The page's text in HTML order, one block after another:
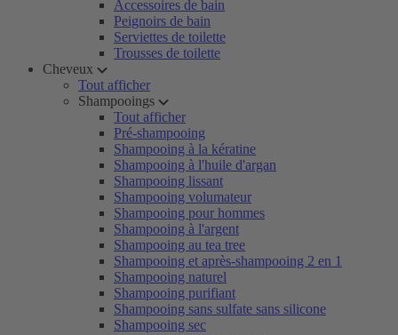
Accessoires de bain
Peignoirs de bain
Serviettes de toilette
Trousses de toilette
Cheveux
Tout afficher
Shampooings
Tout afficher
Pré-shampooing
Shampooing à la kératine
Shampooing à l'huile d'argan
Shampooing lissant
Shampooing volumateur
Shampooing pour hommes
Shampooing à l'argent
Shampooing au tea tree
Shampooing et après-shampooing 2 en 1
Shampooing naturel
Shampooing purifiant
Shampooing sans sulfate sans silicone
Shampooing sec